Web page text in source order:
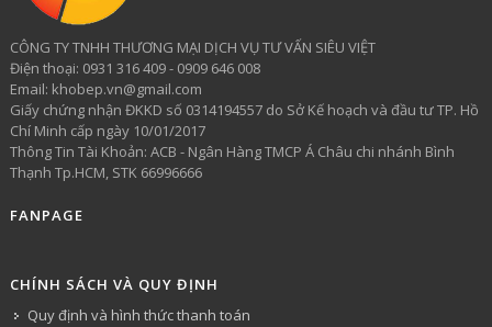
CÔNG TY TNHH THƯƠNG MẠI DỊCH VỤ TƯ VẤN SIÊU VIỆT
​Điện thoại: 0931 316 409 - 0909 646 008
Email: khobep.vn@gmail.com
Giấy chứng nhận ĐKKD số 0314194557 do Sở Kế hoạch và đầu tư TP. Hồ
Chí Minh cấp ngày 10/01/2017
Thông Tin Tài Khoản: ACB - Ngân Hàng TMCP Á Châu chi nhánh Bình
Thạnh Tp.HCM, STK 66996666
FANPAGE
CHÍNH SÁCH VÀ QUY ĐỊNH
Quy định và hình thức thanh toán